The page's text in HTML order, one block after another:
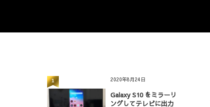
2020年8月24日
Galaxy S10 をミラーリ
ングしてテレビに出力
1